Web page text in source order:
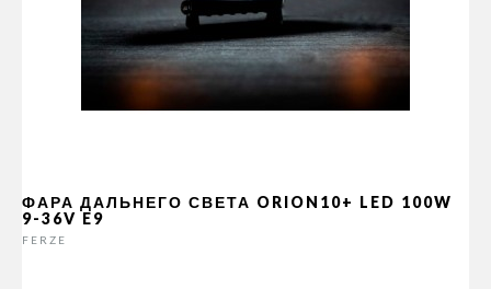
ФАРА ДАЛЬНЕГО СВЕТА ORION10+ LED 100W
9-36V E9
FERZE